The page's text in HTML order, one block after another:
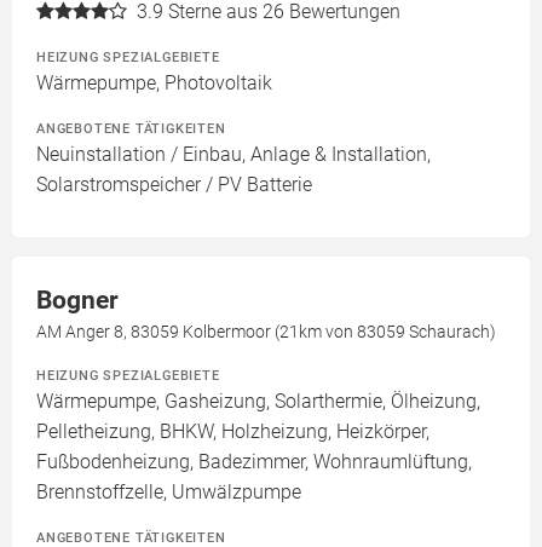
3.9 Sterne aus 26 Bewertungen
HEIZUNG SPEZIALGEBIETE
Wärmepumpe, Photovoltaik
ANGEBOTENE TÄTIGKEITEN
Neuinstallation / Einbau, Anlage & Installation,
Solarstromspeicher / PV Batterie
Bogner
AM Anger 8, 83059 Kolbermoor (21km von 83059 Schaurach)
HEIZUNG SPEZIALGEBIETE
Wärmepumpe, Gasheizung, Solarthermie, Ölheizung,
Pelletheizung, BHKW, Holzheizung, Heizkörper,
Fußbodenheizung, Badezimmer, Wohnraumlüftung,
Brennstoffzelle, Umwälzpumpe
ANGEBOTENE TÄTIGKEITEN